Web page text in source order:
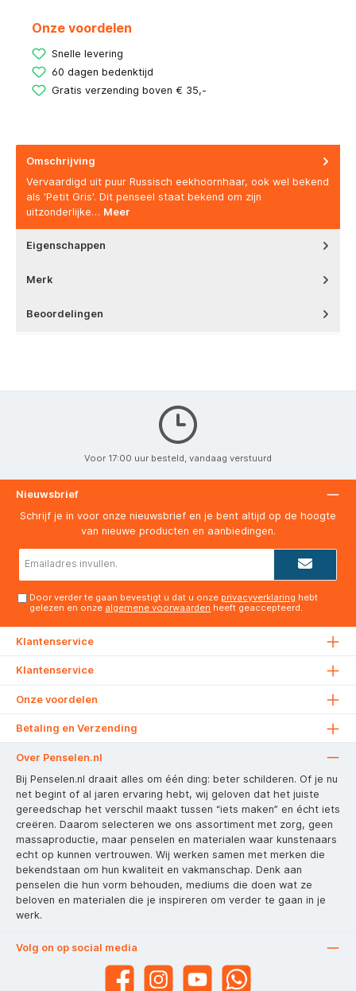
Onze voordelen
Snelle levering
60 dagen bedenktijd
Gratis verzending boven € 35,-
Omschrijving
Vervaardigd uit puur Russisch eekhoornhaar, ook wel bekend
als 'Petit Gris'. Dit penseel staat bekend om zijn
uitzonderlijke… Meer
Eigenschappen
Merk
Beoordelingen
Voor 17:00 uur besteld, vandaag verstuurd
Nieuwsbrief
Schrijf je in voor onze nieuwsbrief en je bent altijd op de hoogte
van nieuwe producten en aanbiedingen.
E-
Door verder te gaan bevestigt u dat u onze privacyverklaring hebt
gelezen en onze algemene voorwaarden heeft geaccepteerd.
Klantenservice
Klantenservice
Onze voordelen
Betaling en Verzending
Over Penselen.nl
Bij Penselen.nl draait alles om één ding: beter schilderen. Of je nu
net begint of al jaren ervaring hebt, wij geloven dat het juiste
gereedschap het verschil maakt tussen “iets maken” en écht iets
creëren. Daarom selecteren we ons assortiment met zorg, geen
massaproductie, maar penselen en materialen waar kunstenaars
echt op kunnen vertrouwen. Wij werken samen met merken die
bekendstaan om hun kwaliteit en vakmanschap. Denk aan
penselen die hun vorm behouden, mediums die doen wat ze
beloven en materialen die je inspireren om verder te gaan in je
werk.
Volg on op social media